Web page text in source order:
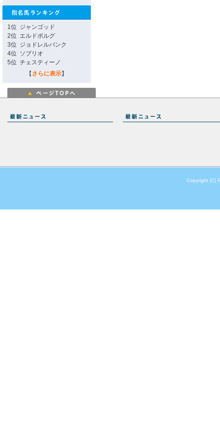
1位 ジャンゴッド
2位 エルドボルグ
3位 ジョドレルバンク
4位 ソブリオ
5位 チェスティーノ
【 さらに表示】
Copyright (C)